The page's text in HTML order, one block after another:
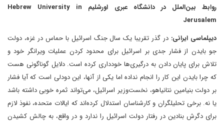
روابط بین‌الملل در دانشگاه عبری اورشلیم Hebrew University in
Jerusalem
دیپلماسی ایرانی: در گذر تقریبا یک سال جنگ اسرائیل با حماس در غزه، دولت
جو بایدن از فشار جدی بر اسرائیل برای محدود کردن عملیات ویرانگر خود و
تلاش برای پایان دادن به درگیری‌ها خودداری کرده است. دلایل گوناگونی هست
که چرا بایدن این کار را انجام نداده اما یکی از آنها، این دودلی است که آیا فشار
بر دولت بنیامین نتانیاهو، نخست‌وزیر اسرائیل، می‌تواند ثمره خوبی داشته باشد
یا نه. برخی تحلیلگران و کارشناسان استدلال کرده‌اند که ایالات متحده، نفوذ لازم
برای دگرش بنادین در رفتار دولت اسرائیل را ندارد و در واقع، به چالش کشیدن